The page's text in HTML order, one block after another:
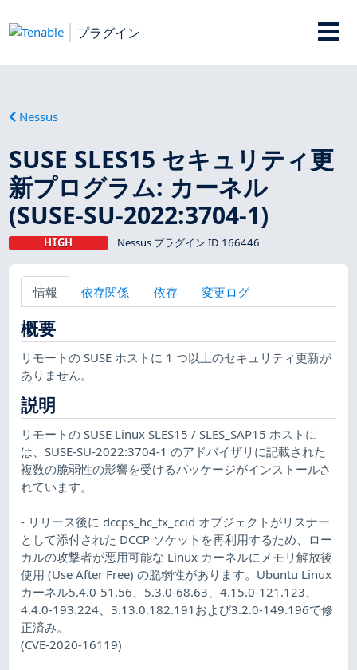
プラグイン
Nessus
SUSE SLES15 セキュリティ更
新プログラム: カーネル
(SUSE-SU-2022:3704-1)
HIGH Nessus プラグイン ID 166446
情報 依存関係 依存 変更ログ
概要
リモートの SUSE ホストに 1 つ以上のセキュリティ更新が
ありません。
説明
リモートの SUSE Linux SLES15 / SLES_SAP15 ホストに
は、SUSE-SU-2022:3704-1 のアドバイザリに記載された
複数の脆弱性の影響を受けるパッケージがインストールさ
れています。
- リリース後に dccps_hc_tx_ccid オブジェクトがリスナー
として添付された DCCP ソケットを再利用するため、ロー
カルの攻撃者が悪用可能な Linux カーネルにメモリ解放後
使用 (Use After Free) の脆弱性があります。Ubuntu Linux
カーネル5.4.0-51.56、5.3.0-68.63、4.15.0-121.123、
4.4.0-193.224、3.13.0.182.191および3.2.0-149.196で修
正済み。
(CVE-2020-16119)